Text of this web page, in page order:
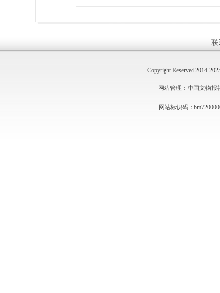
联
Copyright Reserved 2014-
网站管理：中国文物报
网站标识码：